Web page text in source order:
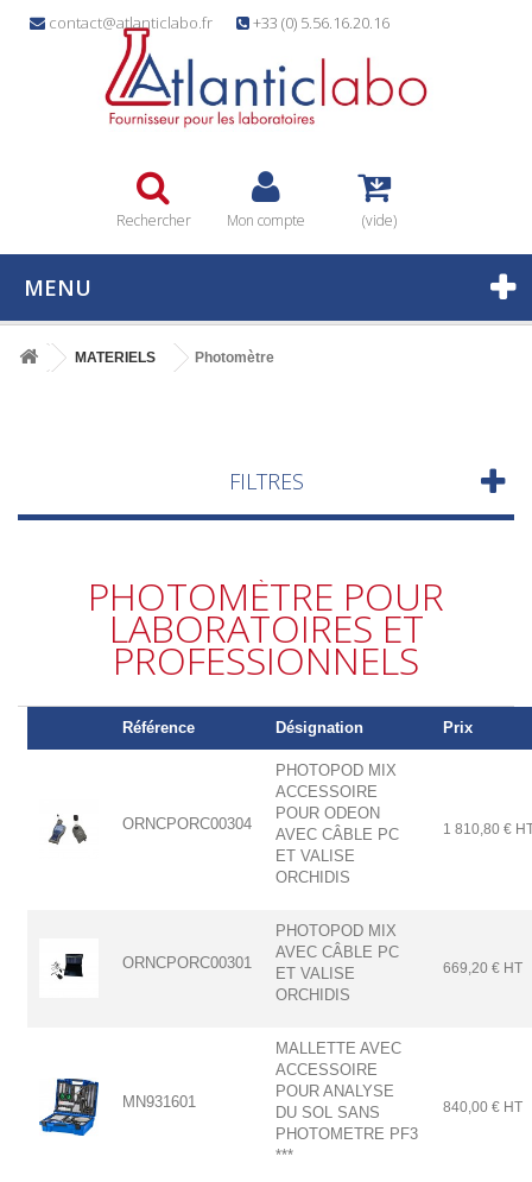
contact@atlanticlabo.fr +33 (0) 5.56.16.20.16
Rechercher Mon compte (vide)
MENU
MATERIELS Photomètre
FILTRES
PHOTOMÈTRE POUR
LABORATOIRES ET
PROFESSIONNELS
Référence Désignation Prix
ORNCPORC00304
PHOTOPOD MIX
ACCESSOIRE
POUR ODEON
AVEC CÂBLE PC
ET VALISE
ORCHIDIS
1 810,80 €
ORNCPORC00301
PHOTOPOD MIX
AVEC CÂBLE PC
ET VALISE
ORCHIDIS
669,20 € HT
MN931601
MALLETTE AVEC
ACCESSOIRE
POUR ANALYSE
DU SOL SANS
PHOTOMETRE PF3
***
840,00 € HT